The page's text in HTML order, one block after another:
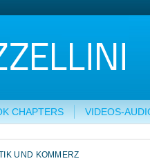
CHAPTERS VIDEOS-
UND KOMMERZ